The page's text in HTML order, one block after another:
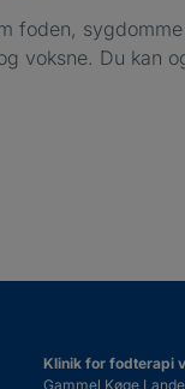
foden,
voksne. Du kan
Klinik for fodterapi
Gammel Køge